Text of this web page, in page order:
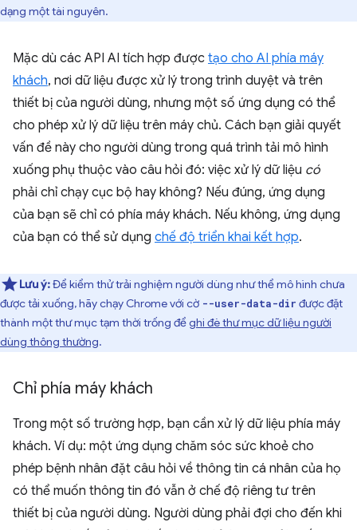
dạng một tài nguyên.
Mặc dù các API AI tích hợp được tạo cho AI phía máy
khách, nơi dữ liệu được xử lý trong trình duyệt và trên
thiết bị của người dùng, nhưng một số ứng dụng có thể
cho phép xử lý dữ liệu trên máy chủ. Cách bạn giải quyết
vấn đề này cho người dùng trong quá trình tải mô hình
xuống phụ thuộc vào câu hỏi đó: việc xử lý dữ liệu có
phải chỉ chạy cục bộ hay không? Nếu đúng, ứng dụng
của bạn sẽ chỉ có phía máy khách. Nếu không, ứng dụng
của bạn có thể sử dụng chế độ triển khai kết hợp.
Lưu ý:Để kiểm thử trải nghiệm người dùng như thể mô hình chưa
được tải xuống, hãy chạy Chrome với cờ --user-data-dir được đặt
thành một thư mục tạm thời trống đểghi đè thư mục dữ liệu người
dùng thông thường.
Chỉ phía máy khách
Trong một số trường hợp, bạn cần xử lý dữ liệu phía máy
khách. Ví dụ: một ứng dụng chăm sóc sức khoẻ cho
phép bệnh nhân đặt câu hỏi về thông tin cá nhân của họ
có thể muốn thông tin đó vẫn ở chế độ riêng tư trên
thiết bị của người dùng. Người dùng phải đợi cho đến khi